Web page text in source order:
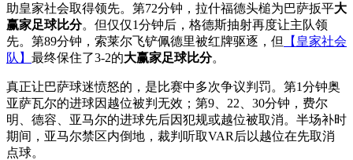
助皇家社会取得领先。第72分钟，拉什福德头槌为巴萨扳平大
赢家足球比分。但仅仅1分钟后，格德斯抽射再度让主队领
先。第89分钟，索莱尔飞铲佩德里被红牌驱逐，但
【皇家社会
队】 最终保住了3-2的大赢家足球比分。
真正让巴萨球迷愤怒的，是比赛中多次争议判罚。第1分钟奥
亚萨瓦尔的进球因越位被判无效；第9、22、30分钟，费尔
明、德容、亚马尔的进球先后因犯规或越位被取消。半场补时
期间，亚马尔禁区内倒地，裁判听取VAR后以越位在先取消
点球。